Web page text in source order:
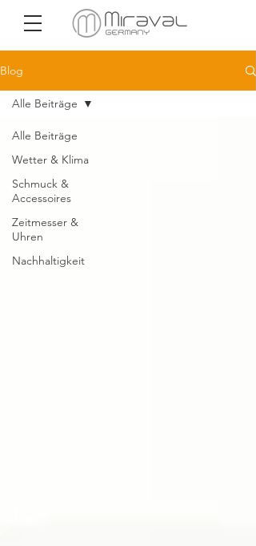
Blog
Alle Beiträge
Wetter & Klima
Schmuck &
Accessoires
Zeitmesser &
Uhren
Nachhaltigkeit
Alle Beiträge